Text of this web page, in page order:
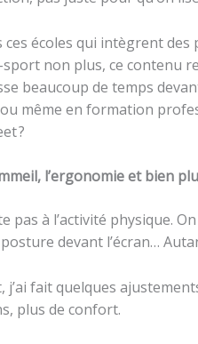
ces écoles qui intègrent
non plus, ce contenu
beaucoup de temps
même en formation
?
l’ergonomie et bien
pas à l’activité physique.
devant l’écran…
j’ai fait quelques
plus de confort.